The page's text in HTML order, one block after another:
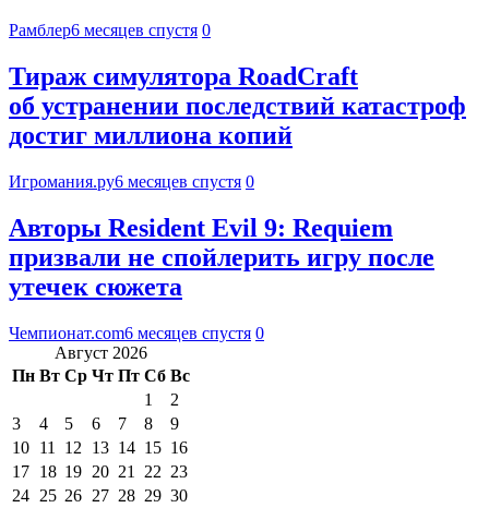
Рамблер6 месяцев спустя 0
Тираж симулятора RoadCraft
об устранении последствий катастроф
достиг миллиона копий
Игромания.ру6 месяцев спустя 0
Авторы Resident Evil 9: Requiem
призвали не спойлерить игру после
утечек сюжета
Чемпионат.com6 месяцев спустя 0
Август 2026
Пн Вт Ср Чт Пт Сб Вс
1
2
3
4 5 6 7 8
9
10 11 12 13 14 15 16
17 18 19 20 21 22 23
24 25 26 27 28 29 30